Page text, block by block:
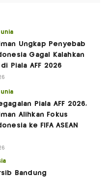
Ungkap Penyebab
Gagal Kalahkan
Piala AFF 2026
Piala AFF 2026,
Alihkan Fokus
ke FIFA ASEAN
Bandung